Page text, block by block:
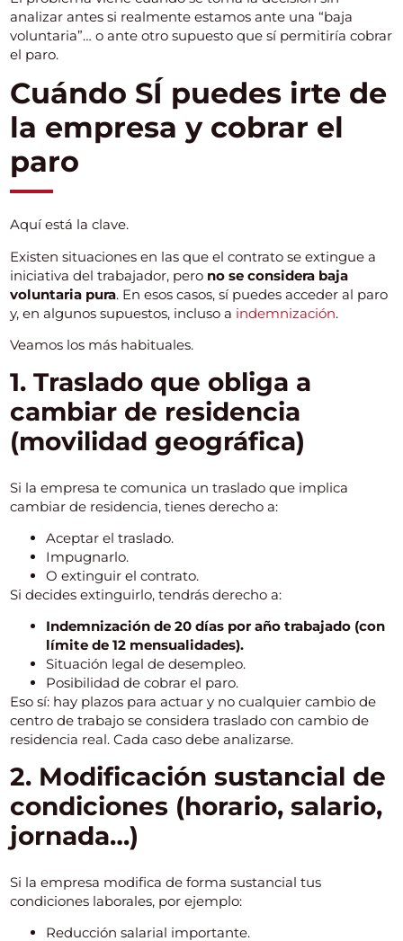
analizar antes si realmente estamos ante una “baja
voluntaria”… o ante otro supuesto que sí permitiría cobrar
el paro.
Cuándo SÍ puedes irte de
la empresa y cobrar el
paro
Aquí está la clave.
Existen situaciones en las que el contrato se extingue a
iniciativa del trabajador, pero no se considera baja
voluntaria pura. En esos casos, sí puedes acceder al paro
y, en algunos supuestos, incluso a indemnización.
Veamos los más habituales.
1. Traslado que obliga a
cambiar de residencia
(movilidad geográfica)
Si la empresa te comunica un traslado que implica
cambiar de residencia, tienes derecho a:
Aceptar el traslado.
Impugnarlo.
O extinguir el contrato.
Si decides extinguirlo, tendrás derecho a:
Indemnización de 20 días por año trabajado (con
límite de 12 mensualidades).
Situación legal de desempleo.
Posibilidad de cobrar el paro.
Eso sí: hay plazos para actuar y no cualquier cambio de
centro de trabajo se considera traslado con cambio de
residencia real. Cada caso debe analizarse.
2. Modificación sustancial de
condiciones (horario, salario,
jornada…)
Si la empresa modifica de forma sustancial tus
condiciones laborales, por ejemplo:
Reducción salarial importante.